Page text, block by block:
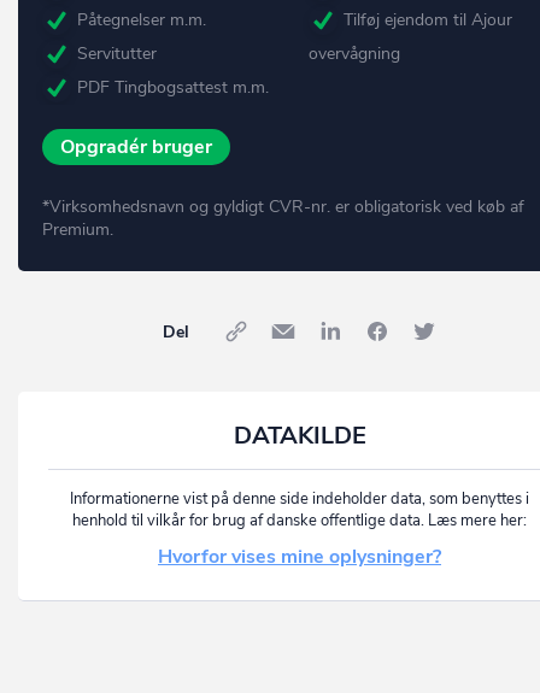
Påtegnelser m.m.
Servitutter
PDF Tingbogsattest m.m.
Tilføj ejendom til Ajour
overvågning
Opgradér bruger
*Virksomhedsnavn og gyldigt CVR-nr. er obligatorisk ved køb af
Premium.
Del
DATAKILDE
Informationerne vist på denne side indeholder data, som benyttes i
henhold til vilkår for brug af danske offentlige data. Læs mere her:
Hvorfor vises mine oplysninger?